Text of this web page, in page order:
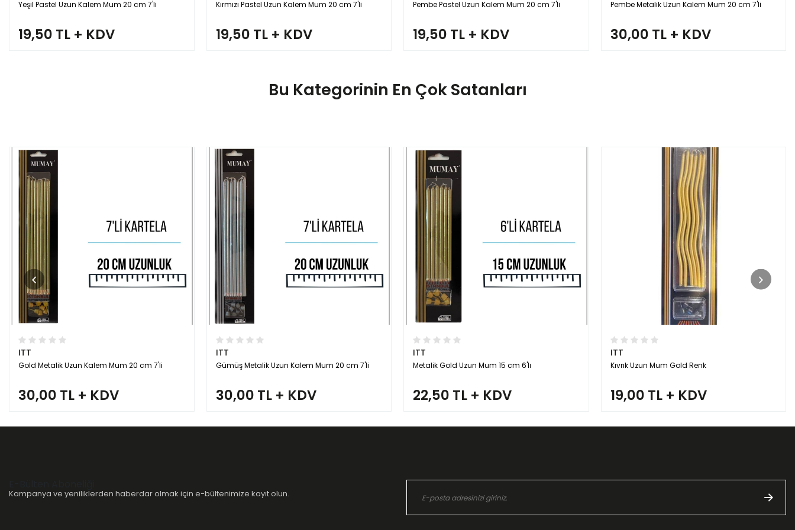
Yeşil Pastel Uzun Kalem Mum 20 cm 7'li
19,50 TL + KDV
Kırmızı Pastel Uzun Kalem Mum 20 cm 7'li
19,50 TL + KDV
Pembe Pastel Uzun Kalem Mum 20 cm 7'li
19,50 TL + KDV
Pembe Metalik Uzun Kalem Mum 20 cm 7'li
30,00 TL + KDV
Bu Kategorinin En Çok Satanları
ITT
Gold Metalik Uzun Kalem Mum 20 cm 7'li
30,00 TL + KDV
ITT
Gümüş Metalik Uzun Kalem Mum 20 cm 7'li
30,00 TL + KDV
ITT
Metalik Gold Uzun Mum 15 cm 6'lı
22,50 TL + KDV
ITT
Kıvrık Uzun Mum Gold Renk
19,00 TL + KDV
Kampanya ve yeniliklerden haberdar olmak için e-bültenimize kayıt olun.